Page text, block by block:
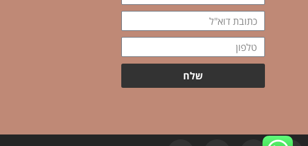
מלא
כתובת
דוא"ל
טלפון
שלח